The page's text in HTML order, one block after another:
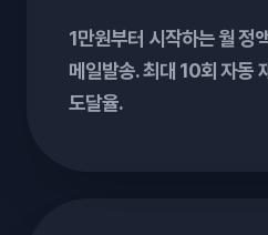
1만원부터 시작하는 월 정
메일발송. 최대 10회 자동
도달율.